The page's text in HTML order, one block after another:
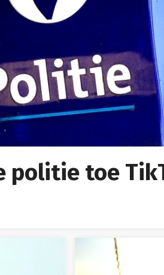
politie toe